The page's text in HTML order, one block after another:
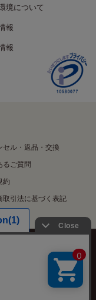
境について
報
報
セル・返品・交換
るご質問
約
取引法に基づく表記